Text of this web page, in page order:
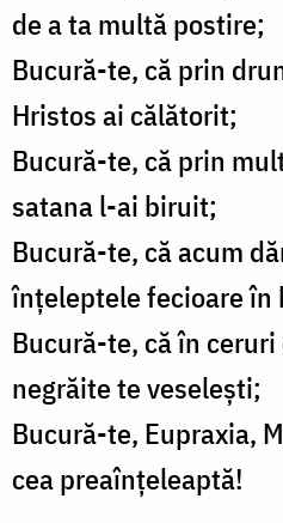
de a ta multă postire;
Bucură-te, că prin
Hristos ai călătorit;
Bucură-te, că prin
satana l-ai biruit;
Bucură-te, că acum
înţeleptele fecioare în
Bucură-te, că în
negrăite te veseleşti;
Bucură-te, Eupraxia,
cea preaînţeleaptă!